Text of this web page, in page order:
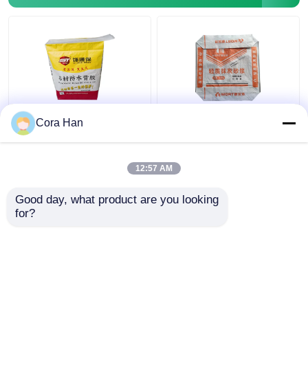
ถุงวาล์ว PP ทอเคลือบ
BOPP กันความชื้น
กก. กาวด้านหลังหินผสม
20kg 25kg มอร์ตาร์ผสม
แห้ง
Cora Han
12:57 AM
Good day, what product are you looking
for?